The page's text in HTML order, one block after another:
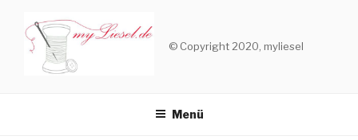
Inhalt
springen
© Copyright 2020, myliesel
Menü